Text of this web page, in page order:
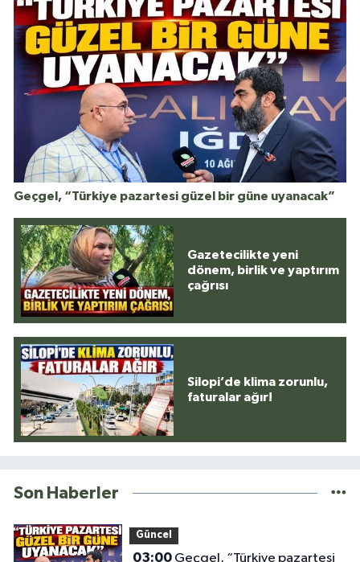
Geçgel, “Türkiye pazartesi güzel bir güne uyanacak”
Gazetecilikte yeni
dönem, birlik ve yaptırım
çağrısı
Silopi’de klima zorunlu,
faturalar ağır!
Son Haberler
Güncel
03:00Geçgel, “Türkiye pazartesi